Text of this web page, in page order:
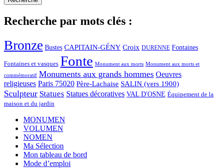
Recherche par mots clés :
Bronze Bustes CAPITAIN-GÉNY Croix DURENNE Fontaines
Fontaines et vasques Fonte Monument aux morts Monument aux morts et
commémoratif Monuments aux grands hommes Oeuvres
religieuses Paris 75020 Père-Lachaise SALIN (vers 1900)
Sculpteur Statues Statues décoratives VAL D'OSNE Équipement de la
maison et du jardin
MONUMEN
VOLUMEN
NOMEN
Ma Sélection
Mon tableau de bord
Mode d’emploi